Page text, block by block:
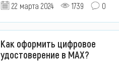
22 марта 2024 1739 0
Как оформить цифровое
удостоверение в MAX?